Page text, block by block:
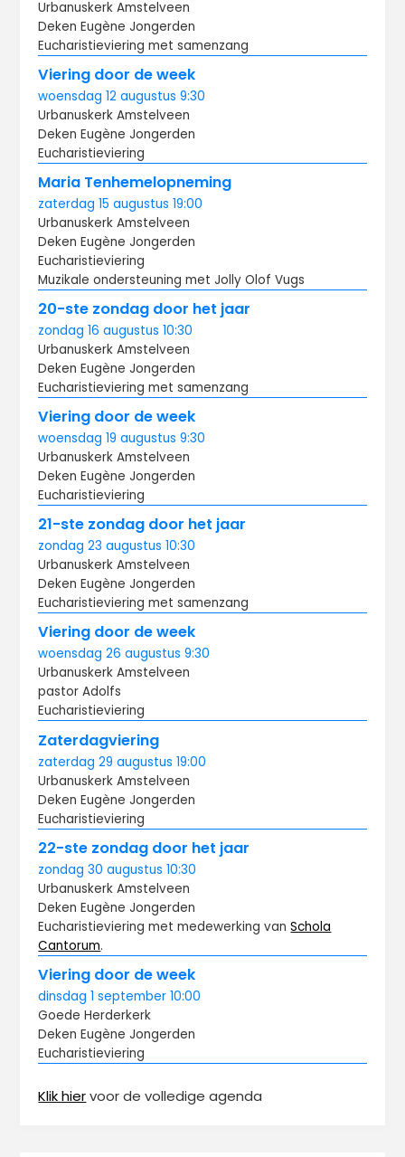
Urbanuskerk Amstelveen
Deken Eugène Jongerden
Eucharistieviering met samenzang
Viering door de week
woensdag 12 augustus9:30
Urbanuskerk Amstelveen
Deken Eugène Jongerden
Eucharistieviering
Maria Tenhemelopneming
zaterdag 15 augustus19:00
Urbanuskerk Amstelveen
Deken Eugène Jongerden
Eucharistieviering
Muzikale ondersteuning met Jolly Olof Vugs
20-ste zondag door het jaar
zondag 16 augustus10:30
Urbanuskerk Amstelveen
Deken Eugène Jongerden
Eucharistieviering met samenzang
Viering door de week
woensdag 19 augustus9:30
Urbanuskerk Amstelveen
Deken Eugène Jongerden
Eucharistieviering
21-ste zondag door het jaar
zondag 23 augustus10:30
Urbanuskerk Amstelveen
Deken Eugène Jongerden
Eucharistieviering met samenzang
Viering door de week
woensdag 26 augustus9:30
Urbanuskerk Amstelveen
pastor Adolfs
Eucharistieviering
Zaterdagviering
zaterdag 29 augustus19:00
Urbanuskerk Amstelveen
Deken Eugène Jongerden
Eucharistieviering
22-ste zondag door het jaar
zondag 30 augustus10:30
Urbanuskerk Amstelveen
Deken Eugène Jongerden
Eucharistieviering met medewerking vanSchola
Cantorum.
Viering door de week
dinsdag 1 september10:00
Goede Herderkerk
Deken Eugène Jongerden
Eucharistieviering
Klik hiervoor de volledige agenda